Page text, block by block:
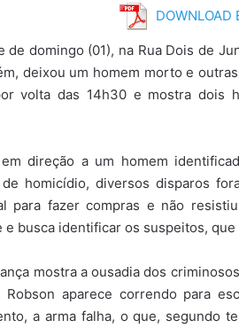
DOWNLOAD
domingo (01), na Rua Dois de
deixou um homem morto e
volta das 14h30 e mostra dois
direção a um homem
homicídio, diversos disparos
para fazer compras e não
busca identificar os suspeitos,
mostra a ousadia dos
Robson aparece correndo para
a arma falha, o que, segundo